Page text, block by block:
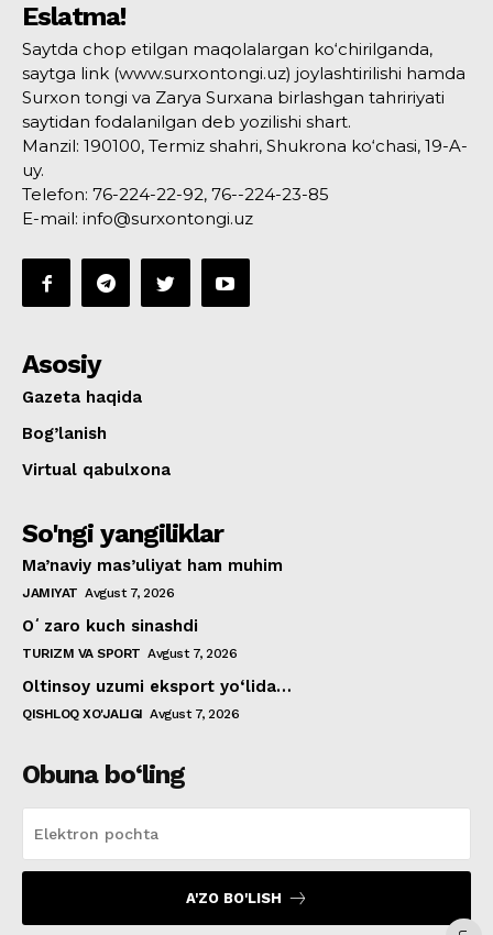
Eslatma!
Saytda chop etilgan maqolalargan ko‘chirilganda,
saytga link (www.surxontongi.uz) joylashtirilishi hamda
Surxon tongi va Zarya Surxana birlashgan tahririyati
saytidan fodalanilgan deb yozilishi shart.
Manzil: 190100, Termiz shahri, Shukrona ko‘chasi, 19-A-
uy.
Telefon: 76-224-22-92, 76--224-23-85
E-mail: info@surxontongi.uz
Asosiy
Gazeta haqida
Bog’lanish
Virtual qabulxona
So'ngi yangiliklar
Ma’naviy mas’uliyat ham muhim
JAMIYAT Avgust 7, 2026
Oʻzaro kuch sinashdi
TURIZM VA SPORT Avgust 7, 2026
Oltinsoy uzumi eksport yo‘lida…
QISHLOQ XO'JALIGI Avgust 7, 2026
Obuna bo‘ling
A'ZO BO'LISH